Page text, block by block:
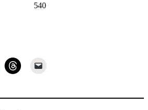
540